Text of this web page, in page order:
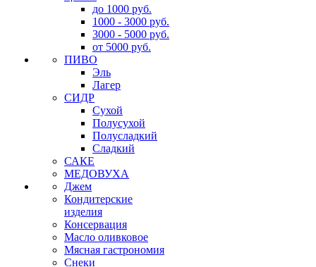
до 1000 руб.
1000 - 3000 руб.
3000 - 5000 руб.
от 5000 руб.
ПИВО
Эль
Лагер
СИДР
Сухой
Полусухой
Полусладкий
Сладкий
САКЕ
МЕДОВУХА
Джем
Кондитерские
изделия
Консервация
Масло оливковое
Мясная гастрономия
Снеки